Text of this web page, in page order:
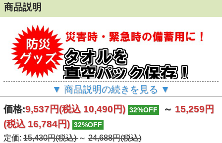
商品説明
▼ 商品説明の続きを見る ▼
価格:9,537円(税込 10,490円) 32%OFF ～ 15,259円
(税込 16,784円) 32%OFF
定価:15,430円(税込)～ 24,688円(税込)